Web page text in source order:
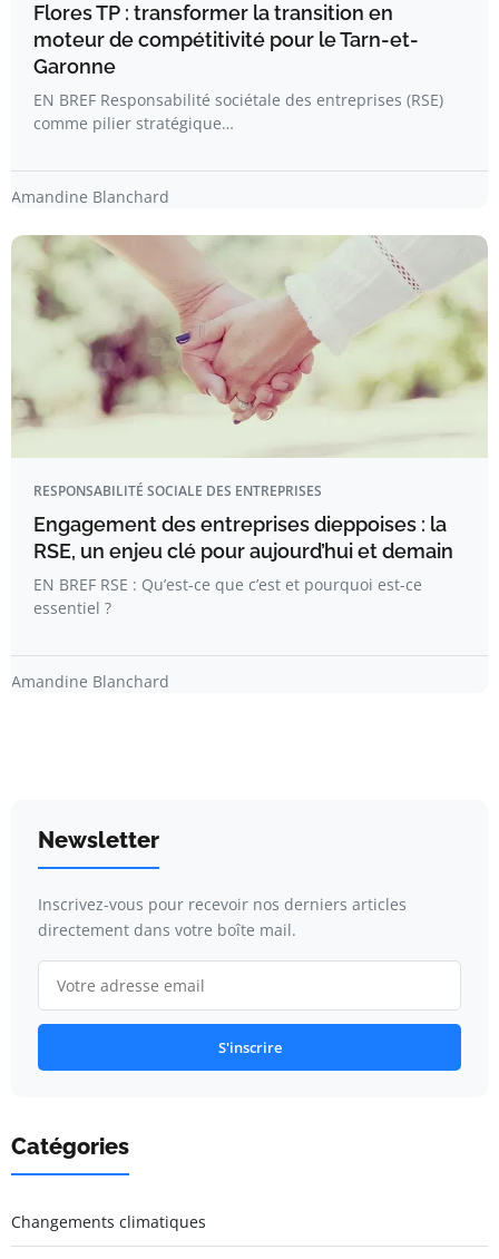
Flores TP : transformer la transition en
moteur de compétitivité pour le Tarn-et-
Garonne
EN BREF Responsabilité sociétale des entreprises (RSE)
comme pilier stratégique…
Amandine Blanchard
RESPONSABILITÉ SOCIALE DES ENTREPRISES
Engagement des entreprises dieppoises : la
RSE, un enjeu clé pour aujourd’hui et demain
EN BREF RSE : Qu’est-ce que c’est et pourquoi est-ce
essentiel ?
Amandine Blanchard
Newsletter
Inscrivez-vous pour recevoir nos derniers articles
directement dans votre boîte mail.
S'inscrire
Catégories
Changements climatiques